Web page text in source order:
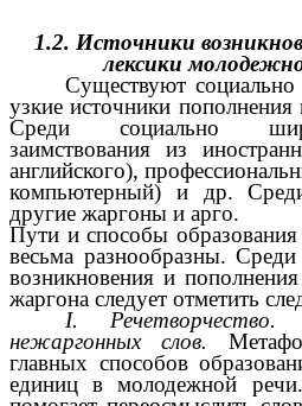
1.2. Источники
лексики
Существуют
узкие источники
Среди социально
заимствования из
английского),
компьютерный) и др.
другие жаргоны и арго.
Пути и способы
весьма разнообразны.
возникновения и
жаргона следует отметить
I.
нежаргонных слов.
главных способов
единиц в молодежной